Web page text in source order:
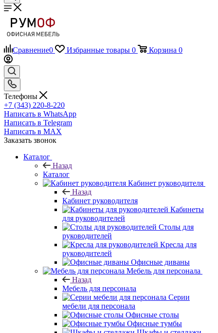
Сравнение0 Избранные товары 0 Корзина 0
Телефоны
+7 (343) 220-8-220
Написать в WhatsApp
Написать в Telegram
Написать в MAX
Заказать звонок
Каталог
Назад
Каталог
Кабинет руководителя
Назад
Кабинет руководителя
Кабинеты
для руководителей
Столы для
руководителей
Кресла для
руководителей
Офисные диваны
Мебель для персонала
Назад
Мебель для персонала
Серии
мебели для персонала
Офисные столы
Офисные тумбы